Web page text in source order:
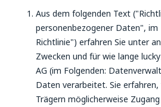
Aus dem folgenden Text
personenbezogener Daten", im
Richtlinie") erfahren Sie unter
Zwecken und für wie lange
AG (im Folgenden:
Daten verarbeitet. Sie
Trägern möglicherweise